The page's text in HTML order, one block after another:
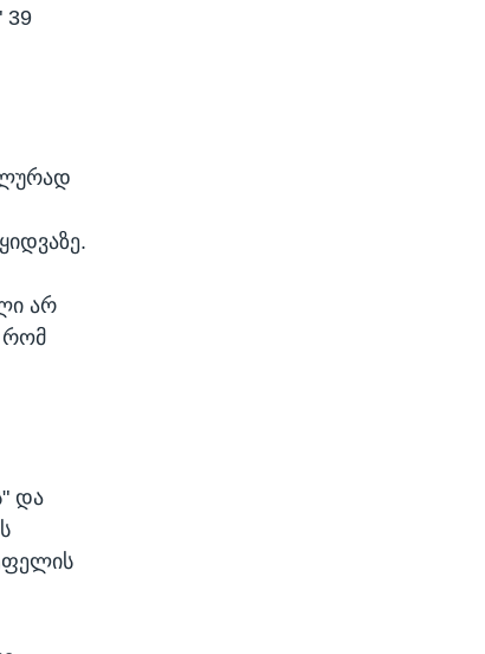
39
არ
რომ
და